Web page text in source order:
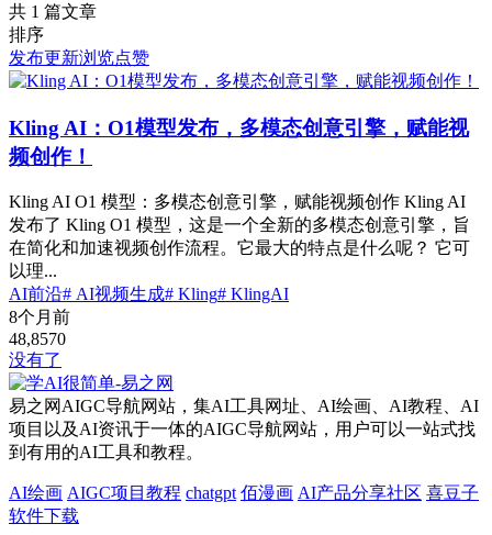
共 1 篇文章
排序
发布更新浏览点赞
Kling AI：O1模型发布，多模态创意引擎，赋能视
频创作！
Kling AI O1 模型：多模态创意引擎，赋能视频创作 Kling AI
发布了 Kling O1 模型，这是一个全新的多模态创意引擎，旨
在简化和加速视频创作流程。它最大的特点是什么呢？ 它可
以理...
AI前沿# AI视频生成# Kling# KlingAI
8个月前
48,8570
没有了
易之网AIGC导航网站，集AI工具网址、AI绘画、AI教程、AI
项目以及AI资讯于一体的AIGC导航网站，用户可以一站式找
到有用的AI工具和教程。
AI绘画 AIGC项目教程 chatgpt 佰漫画 AI产品分享社区 喜豆子
软件下载